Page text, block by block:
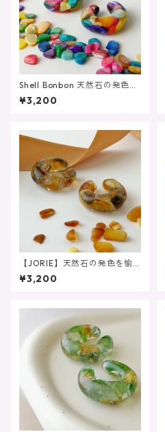
Shell Bonbon 天然石の発色を
愉しむイヤーカフ アレルギ
ー対応 大人のポップカラ
¥3,200
【JORIE】天然石の発色を愉
しむ 年中活躍カラー❤️ アレ
ルギー対応 大人の琥珀ブラ
¥3,200